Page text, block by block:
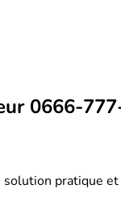
0666-
pratique